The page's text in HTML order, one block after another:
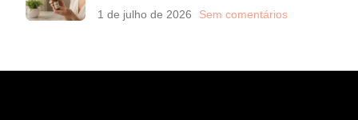
1 de julho de 2026
Sem comentários